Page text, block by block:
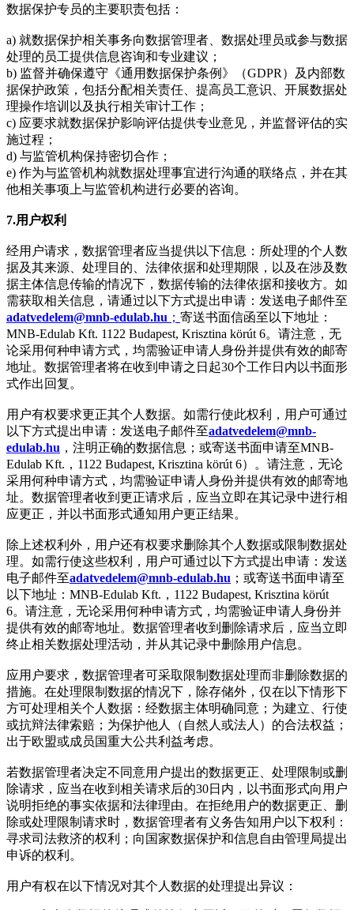
数据保护专员的主要职责包括：
a) 就数据保护相关事务向数据管理者、数据处理员或参与数据
处理的员工提供信息咨询和专业建议；
b) 监督并确保遵守《通用数据保护条例》（GDPR）及内部数
据保护政策，包括分配相关责任、提高员工意识、开展数据处
理操作培训以及执行相关审计工作；
c) 应要求就数据保护影响评估提供专业意见，并监督评估的实
施过程；
d) 与监管机构保持密切合作；
e) 作为与监管机构就数据处理事宜进行沟通的联络点，并在其
他相关事项上与监管机构进行必要的咨询。
7.用户权利
经用户请求，数据管理者应当提供以下信息：所处理的个人数
据及其来源、处理目的、法律依据和处理期限，以及在涉及数
据主体信息传输的情况下，数据传输的法律依据和接收方。如
需获取相关信息，请通过以下方式提出申请：发送电子邮件至
adatvedelem@mnb-edulab.hu ； 寄送书面信函至以下地址：
MNB-Edulab Kft. 1122 Budapest, Krisztina körút 6。请注意，无
论采用何种申请方式，均需验证申请人身份并提供有效的邮寄
地址。数据管理者将在收到申请之日起30个工作日内以书面形
式作出回复。
用户有权要求更正其个人数据。如需行使此权利，用户可通过
以下方式提出申请：发送电子邮件至adatvedelem@mnb-
edulab.hu ，注明正确的数据信息；或寄送书面申请至MNB-
Edulab Kft.，1122 Budapest, Krisztina körút 6）。请注意，无论
采用何种申请方式，均需验证申请人身份并提供有效的邮寄地
址。数据管理者收到更正请求后，应当立即在其记录中进行相
应更正，并以书面形式通知用户更正结果。
除上述权利外，用户还有权要求删除其个人数据或限制数据处
理。如需行使这些权利，用户可通过以下方式提出申请：发送
电子邮件至adatvedelem@mnb-edulab.hu ；或寄送书面申请至
以下地址：MNB-Edulab Kft.，1122 Budapest, Krisztina körút
6。请注意，无论采用何种申请方式，均需验证申请人身份并
提供有效的邮寄地址。数据管理者收到删除请求后，应当立即
终止相关数据处理活动，并从其记录中删除用户信息。
应用户要求，数据管理者可采取限制数据处理而非删除数据的
措施。在处理限制数据的情况下，除存储外，仅在以下情形下
方可处理相关个人数据：经数据主体明确同意；为建立、行使
或抗辩法律索赔；为保护他人（自然人或法人）的合法权益；
出于欧盟或成员国重大公共利益考虑。
若数据管理者决定不同意用户提出的数据更正、处理限制或删
除请求，应当在收到相关请求后的30日内，以书面形式向用户
说明拒绝的事实依据和法律理由。在拒绝用户的数据更正、删
除或处理限制请求时，数据管理者有义务告知用户以下权利：
寻求司法救济的权利；向国家数据保护和信息自由管理局提出
申诉的权利。
用户有权在以下情况对其个人数据的处理提出异议：